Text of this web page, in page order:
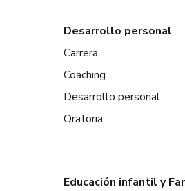
Desarrollo personal
Carrera
Coaching
Desarrollo personal
Oratoria
Educación infantil y